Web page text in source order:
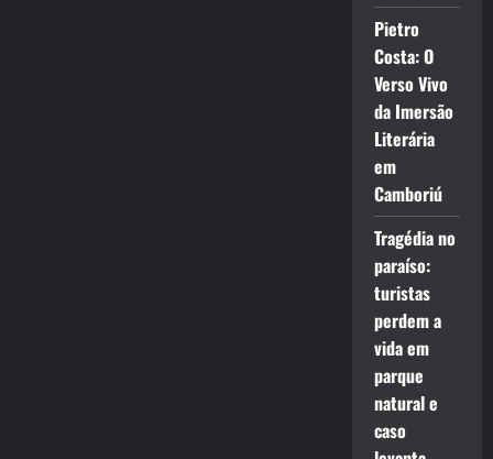
Pietro
Costa: O
Verso Vivo
da Imersão
Literária
em
Camboriú
Tragédia no
paraíso:
turistas
perdem a
vida em
parque
natural e
caso